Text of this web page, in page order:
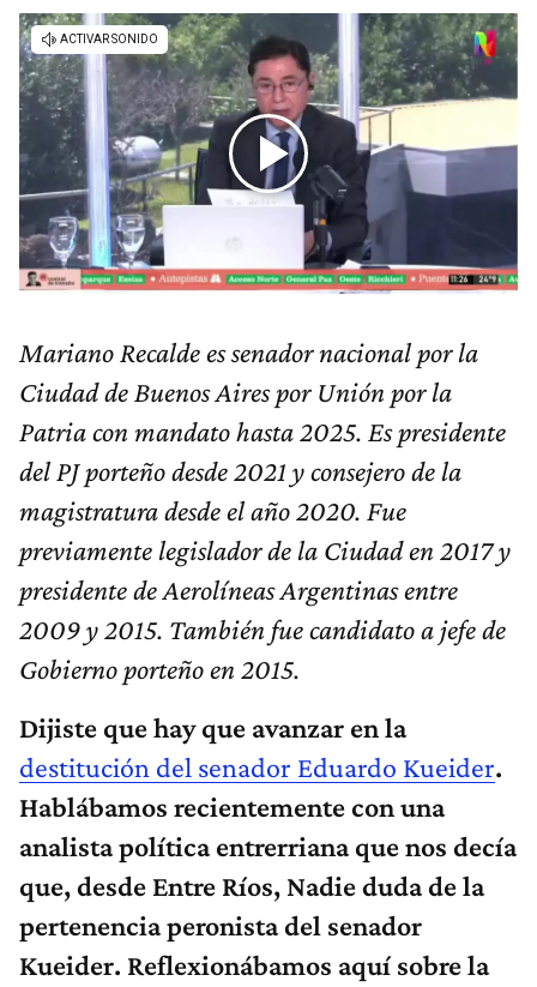
Mariano Recalde es senador nacional por la
Ciudad de Buenos Aires por Unión por la
Patria con mandato hasta 2025. Es presidente
del PJ porteño desde 2021 y consejero de la
magistratura desde el año 2020. Fue
previamente legislador de la Ciudad en 2017 y
presidente de Aerolíneas Argentinas entre
2009 y 2015. También fue candidato a jefe de
Gobierno porteño en 2015.
Dijiste que hay que avanzar en la
destitución del senador Eduardo Kueider.​
Hablábamos recientemente con una
analista política entrerriana que nos decía
que, desde Entre Ríos, Nadie duda de la
pertenencia peronista del senador
Kueider. Reflexionábamos aquí sobre la